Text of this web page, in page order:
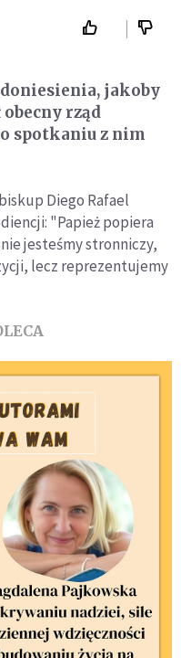
jakoby
rząd
spotkaniu z nim
Diego Rafael
"Papież popiera
jesteśmy stronniczy,
lecz reprezentujemy